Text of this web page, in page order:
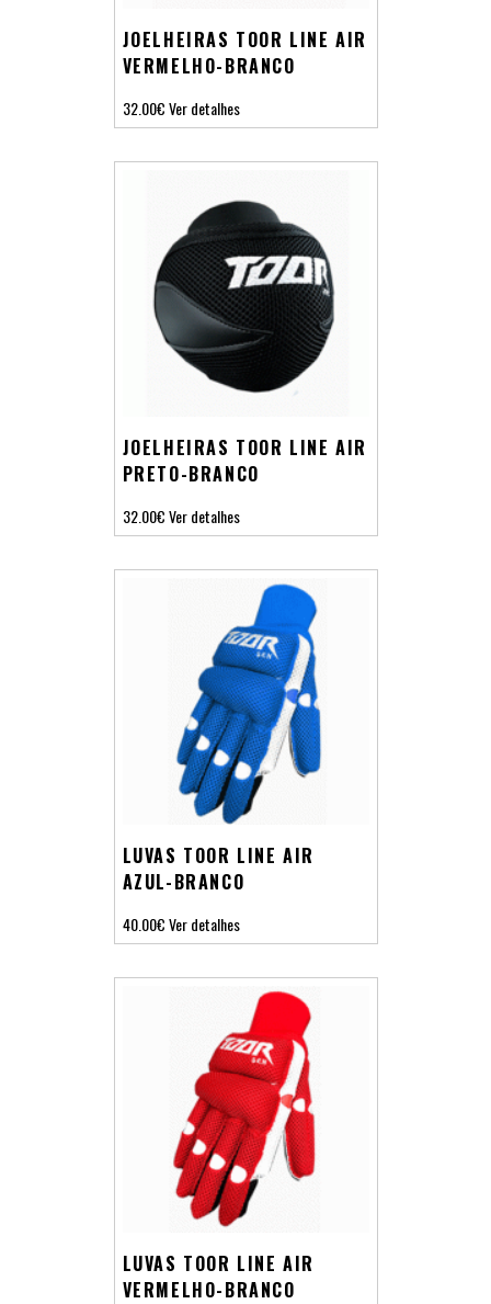
JOELHEIRAS TOOR LINE AIR
VERMELHO-BRANCO
32.00€Ver detalhes
JOELHEIRAS TOOR LINE AIR
PRETO-BRANCO
32.00€Ver detalhes
LUVAS TOOR LINE AIR
AZUL-BRANCO
40.00€Ver detalhes
LUVAS TOOR LINE AIR
VERMELHO-BRANCO